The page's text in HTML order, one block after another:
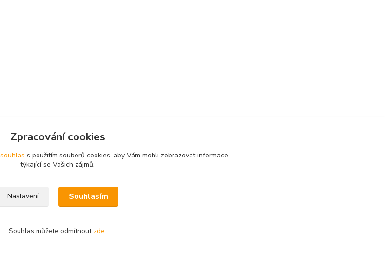
Zpracování cookies
souhlas s použitím souborů cookies, aby Vám mohli zobrazovat informace
týkající se Vašich zájmů.
Nastavení Souhlasím
Souhlas můžete odmítnout zde.